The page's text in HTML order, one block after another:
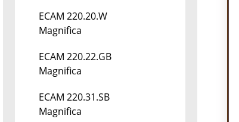
ECAM 220.20.W
Magnifica
ECAM 220.22.GB
Magnifica
ECAM 220.31.SB
Magnifica